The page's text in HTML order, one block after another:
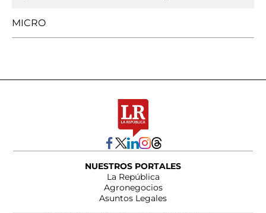
MICRO
NUESTROS PORTALES
La República
Agronegocios
Asuntos Legales